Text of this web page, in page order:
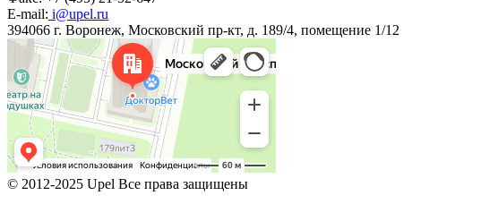
E-mail: i@upel.ru
394066 г. Воронеж, Московский пр-кт, д. 189/4, помещение 1/12
© 2012-2025 Upel Все права защищены